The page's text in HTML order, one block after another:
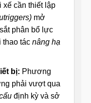
xế cần thiết lập
mở
phân bổ lực
thao tác nâng hạ
bị: Phương
phải vượt qua
định kỳ và sở